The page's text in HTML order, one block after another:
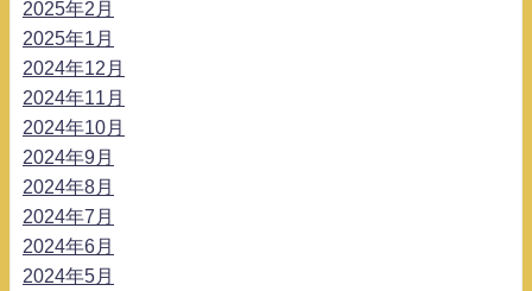
2025年2月
2025年1月
2024年12月
2024年11月
2024年10月
2024年9月
2024年8月
2024年7月
2024年6月
2024年5月